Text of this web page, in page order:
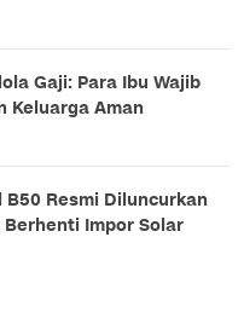
Gaji: Para Ibu Wajib
Keluarga Aman
Resmi Diluncurkan
Impor Solar